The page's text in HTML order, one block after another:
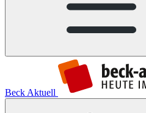
Beck Aktuell